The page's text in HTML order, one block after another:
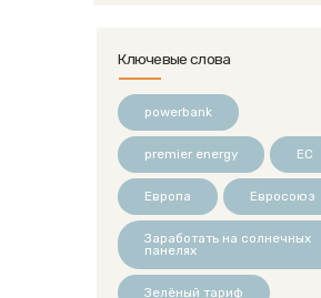
Ключевые слова
powerbank
premier energy ЕС
Европа Евросоюз
Заработать на солнечных
панелях
Зелёный тариф